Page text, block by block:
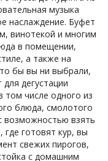
музыка
наслаждение. Буфет
винотекой и многим
в помещении,
а также на
бы вы ни выбрали,
дегустации
том числе одного из
блюда, смолотого
возможностью взять
готовят кур, вы
свежих пирогов,
с домашним